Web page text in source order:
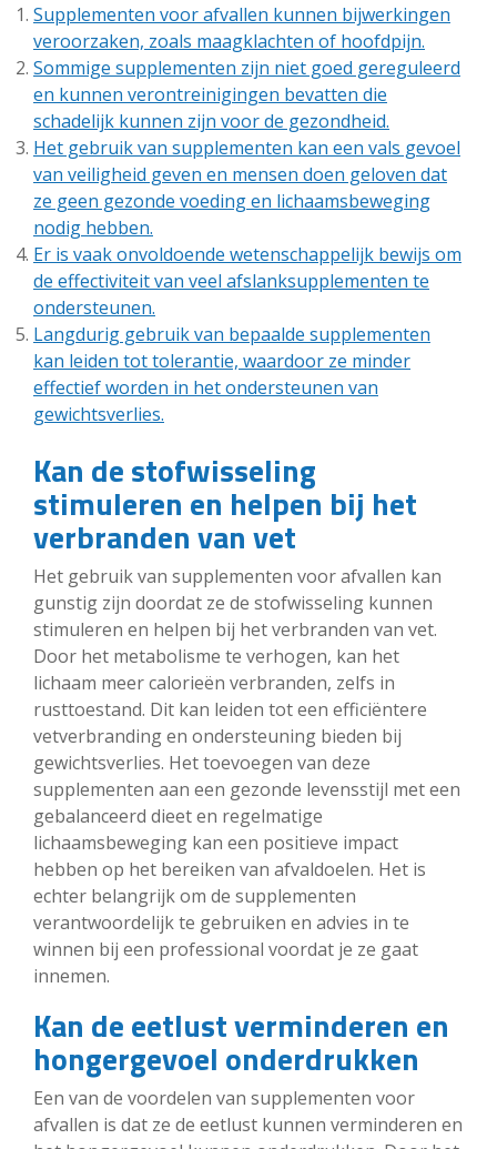
Supplementen voor afvallen kunnen bijwerkingen
veroorzaken, zoals maagklachten of hoofdpijn.
Sommige supplementen zijn niet goed gereguleerd
en kunnen verontreinigingen bevatten die
schadelijk kunnen zijn voor de gezondheid.
Het gebruik van supplementen kan een vals gevoel
van veiligheid geven en mensen doen geloven dat
ze geen gezonde voeding en lichaamsbeweging
nodig hebben.
Er is vaak onvoldoende wetenschappelijk bewijs om
de effectiviteit van veel afslanksupplementen te
ondersteunen.
Langdurig gebruik van bepaalde supplementen
kan leiden tot tolerantie, waardoor ze minder
effectief worden in het ondersteunen van
gewichtsverlies.
Kan de stofwisseling
stimuleren en helpen bij het
verbranden van vet
Het gebruik van supplementen voor afvallen kan
gunstig zijn doordat ze de stofwisseling kunnen
stimuleren en helpen bij het verbranden van vet.
Door het metabolisme te verhogen, kan het
lichaam meer calorieën verbranden, zelfs in
rusttoestand. Dit kan leiden tot een efficiëntere
vetverbranding en ondersteuning bieden bij
gewichtsverlies. Het toevoegen van deze
supplementen aan een gezonde levensstijl met een
gebalanceerd dieet en regelmatige
lichaamsbeweging kan een positieve impact
hebben op het bereiken van afvaldoelen. Het is
echter belangrijk om de supplementen
verantwoordelijk te gebruiken en advies in te
winnen bij een professional voordat je ze gaat
innemen.
Kan de eetlust verminderen en
hongergevoel onderdrukken
Een van de voordelen van supplementen voor
afvallen is dat ze de eetlust kunnen verminderen en